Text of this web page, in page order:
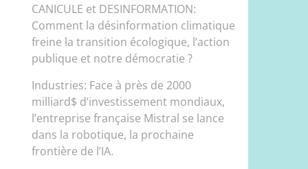
CANICULE et DESINFORMATION:
Comment la désinformation climatique
freine la transition écologique, l’action
publique et notre démocratie ?
Industries: Face à près de 2000
milliard$ d’investissement mondiaux,
l’entreprise française Mistral se lance
dans la robotique, la prochaine
frontière de l’IA.